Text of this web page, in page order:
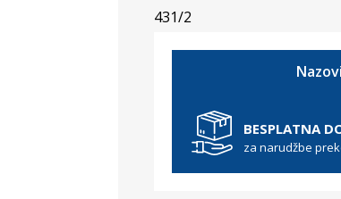
431/2
BESPLATNA
za narudžbe